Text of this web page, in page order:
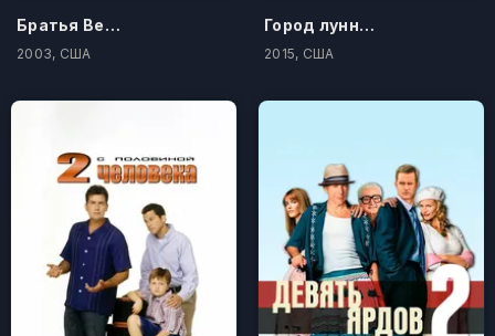
Братья Вентура
2003, США
Город лунного луча
2015, США